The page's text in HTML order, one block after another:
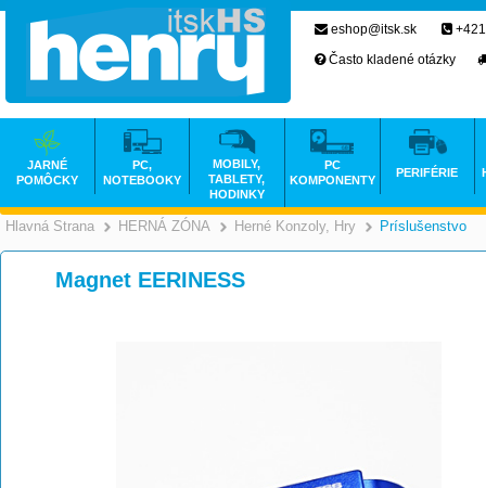
Hlavná Strana >
HERNÁ ZÓNA >Herné Konzoly, Hry Príslušenstvo
Magnet EERINESS
eshop@itsk.sk
Často kladené otázky
JARNÉ
POMÔCKY
PC,
NOTEBOOKY
MOBILY,
TABLETY,
HODINKY
PC
KOMPONENTY
PERIFÉRIE